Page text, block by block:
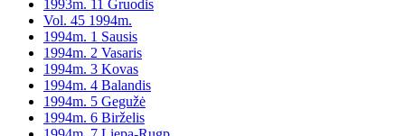
1993m. 11 Gruodis
Vol. 45 1994m.
1994m. 1 Sausis
1994m. 2 Vasaris
1994m. 3 Kovas
1994m. 4 Balandis
1994m. 5 Gegužė
1994m. 6 Birželis